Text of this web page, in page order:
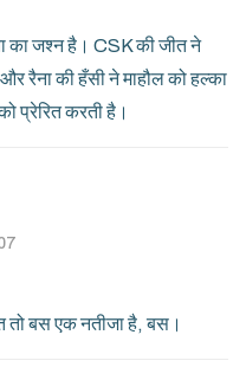
का जश्न है। CSK की जीत ने
रैना की हँसी ने माहौल को हल्का
प्रेरित करती है।
तो बस एक नतीजा है, बस।